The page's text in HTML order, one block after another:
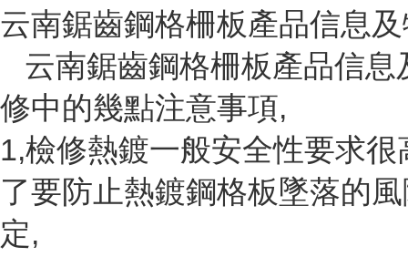
云南鋸齒鋼格柵板產品信息
云南鋸齒鋼格柵板產品信息
修中的幾點注意事項,
1,檢修熱鍍一般安全性要求
了要防止熱鍍鋼格板墜落的
定,